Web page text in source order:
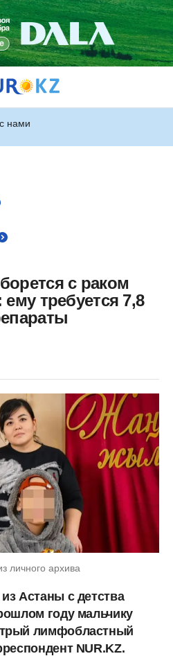
нами
с раком
требуется 7,8
личного архива
Астаны с детства
году мальчику
лимфобластный
NUR.KZ.